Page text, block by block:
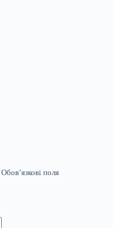
Обов’язкові поля